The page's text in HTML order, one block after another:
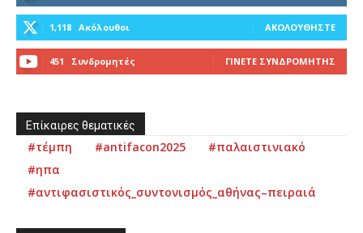
1,118 Ακόλουθοι ΑΚΟΛΟΥΘΉΣΤΕ
451 Συνδρομητές ΓΊΝΕΤΕ ΣΥΝΔΡΟΜΗΤΉΣ
Επίκαιρες θεματικές
#τέμπη #antifacon2025
#παλαιστινιακό
#ηπα
#αντιφασιστικός_συντονισμός_αθήνας–πειραιά